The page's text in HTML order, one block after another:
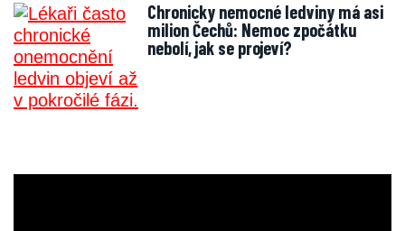
Chronicky nemocné ledviny má asi
milion Čechů: Nemoc zpočátku
nebolí, jak se projeví?